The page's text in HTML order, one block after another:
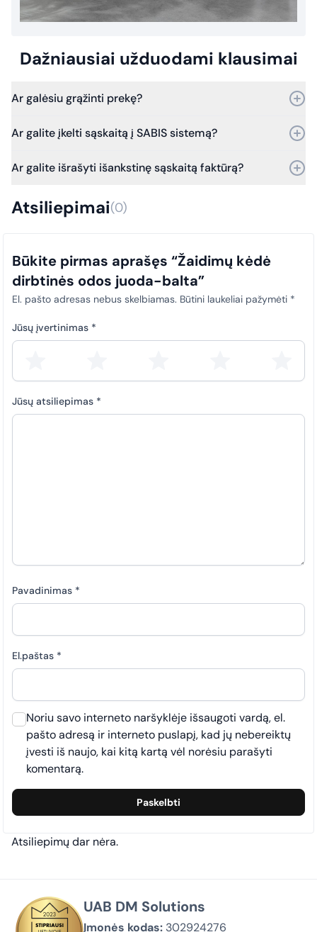
Dažniausiai užduodami klausimai
Ar galėsiu grąžinti prekę?
Bet jei praeis daugiau laiko – vis tiek kreipkitės, ir mes
Ar galite įkelti sąskaitą į SABIS sistemą?
Nuo 2025 m. sausio 1 d. visi viešosios įstaigos pirkimų
sistemą. Šis reikalavimas taikomas visiems pirkimams, siekiant
užtikrinti skaidrumą ir tinkamą atitiktį teisės aktų nuostatoms.
Ar galite išrašyti išankstinę sąskaitą faktūrą?
Atsiliepimai(0)
Atsiliepimų dar nėra.
Būkite pirmas aprašęs “Žaidimų kėdė
dirbtinės odos juoda-balta”
El. pašto adresas nebus skelbiamas. Būtini laukeliai pažymėti *
Jūsų įvertinimas *
Jūsų atsiliepimas *
Pavadinimas *
El.paštas *
Noriu savo interneto naršyklėje išsaugoti vardą, el.
pašto adresą ir interneto puslapį, kad jų nebereiktų
įvesti iš naujo, kai kitą kartą vėl norėsiu parašyti
komentarą.
UAB DM Solutions
Įmonės kodas: 302924276